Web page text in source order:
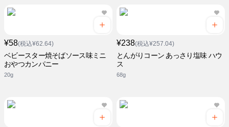
¥58(税込¥62.64)
ベビースター焼そばソース味ミニ
おやつカンパニー
20g
¥238(税込¥257.04)
とんがりコーン あっさり塩味 ハウ
ス
68g